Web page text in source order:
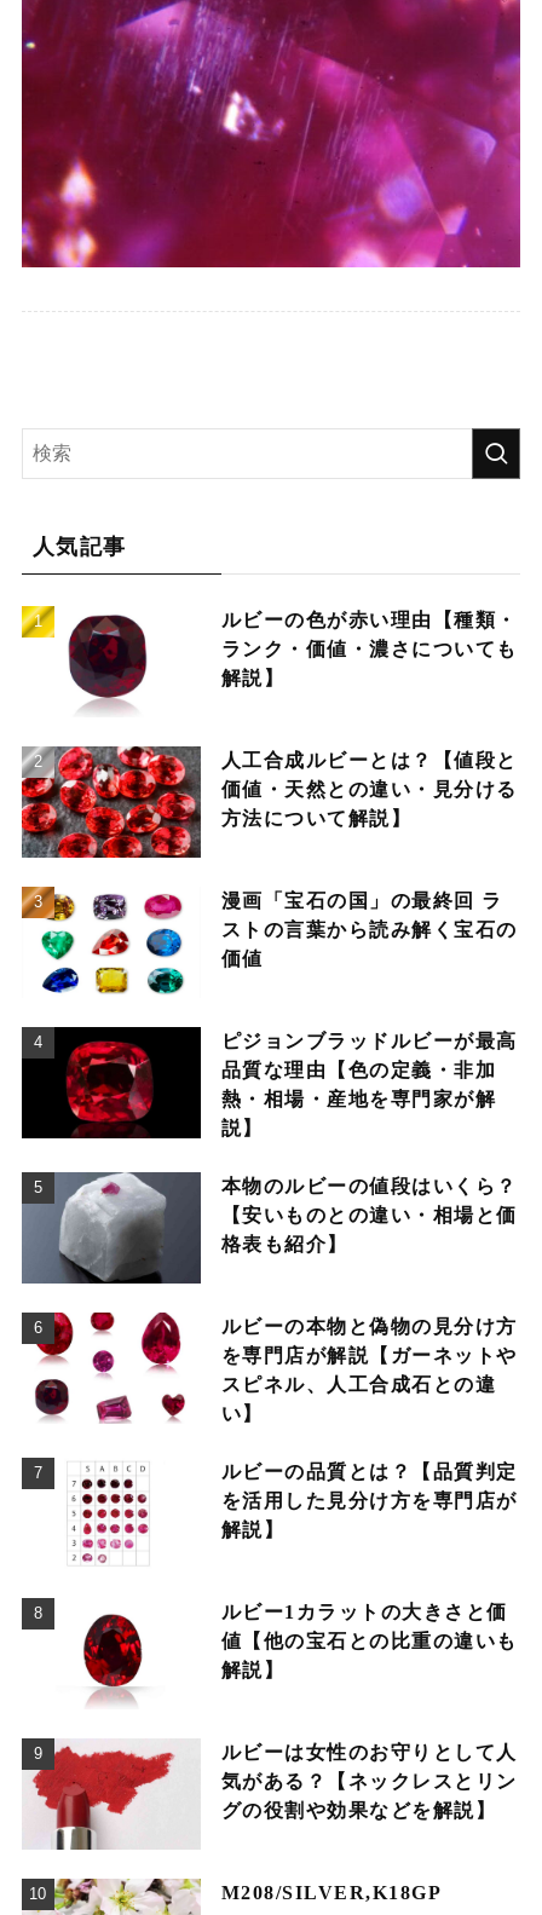
人気記事
ルビーの色が赤い理由【種類・
ランク・価値・濃さについても
解説】
人工合成ルビーとは？【値段と
価値・天然との違い・見分ける
方法について解説】
漫画「宝石の国」の最終回 ラ
ストの言葉から読み解く宝石の
価値
ピジョンブラッドルビーが最高
品質な理由【色の定義・非加
熱・相場・産地を専門家が解
説】
本物のルビーの値段はいくら？
【安いものとの違い・相場と価
格表も紹介】
ルビーの本物と偽物の見分け方
を専門店が解説【ガーネットや
スピネル、人工合成石との違
い】
ルビーの品質とは？【品質判定
を活用した見分け方を専門店が
解説】
ルビー1カラットの大きさと価
値【他の宝石との比重の違いも
解説】
ルビーは女性のお守りとして人
気がある？【ネックレスとリン
グの役割や効果などを解説】
M208/SILVER,K18GP